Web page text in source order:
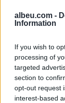
albeu.com -
Information
If you wish to
processing of
targeted
section to
opt-out request
interest-based